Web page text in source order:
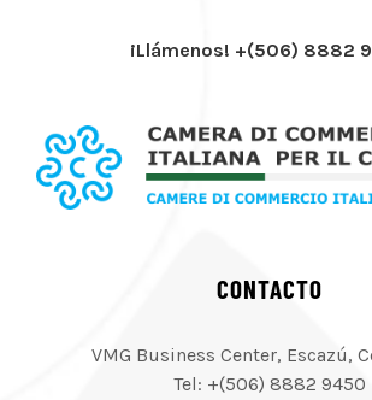
¡Llámenos! +(506) 8882
CONTACTO
VMG Business Center, Escazú,
Tel: +(506) 8882 9450